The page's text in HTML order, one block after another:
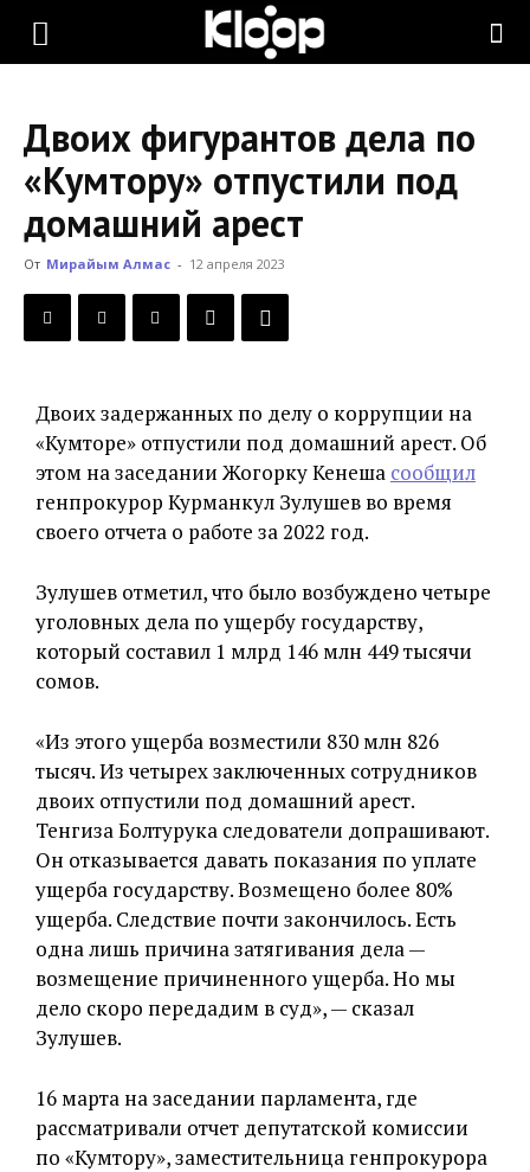
KLOOP.KG
Новости
Кыргызстана
Двоих фигурантов дела по
«Кумтору» отпустили под
домашний арест
От Мирайым Алмас - 12 апреля 2023
Двоих задержанных по делу о коррупции на
«Кумторе» отпустили под домашний арест. Об
этом на заседании Жогорку Кенеша сообщил
генпрокурор Курманкул Зулушев во время
своего отчета о работе за 2022 год.
Зулушев отметил, что было возбуждено четыре
уголовных дела по ущербу государству,
который составил 1 млрд 146 млн 449 тысячи
сомов.
«Из этого ущерба возместили 830 млн 826
тысяч. Из четырех заключенных сотрудников
двоих отпустили под домашний арест.
Тенгиза Болтурука следователи допрашивают.
Он отказывается давать показания по уплате
ущерба государству. Возмещено более 80%
ущерба. Следствие почти закончилось. Есть
одна лишь причина затягивания дела —
возмещение причиненного ущерба. Но мы
дело скоро передадим в суд», — сказал
Зулушев.
16 марта на заседании парламента, где
рассматривали отчет депутатской комиссии
по «Кумтору», заместительница генпрокурора